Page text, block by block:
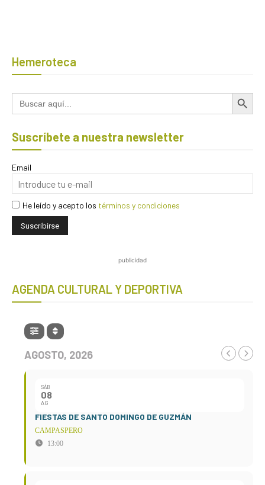
Hemeroteca
Buscar: Botón de
Suscríbete a nuestra newsletter
Email
He leído y acepto los términos y condiciones
publicidad
AGENDA CULTURAL Y DEPORTIVA
AGOSTO, 2026
SÁB
08
AG
FIESTAS DE SANTO DOMINGO DE GUZMÁN
CAMPASPERO
13:00